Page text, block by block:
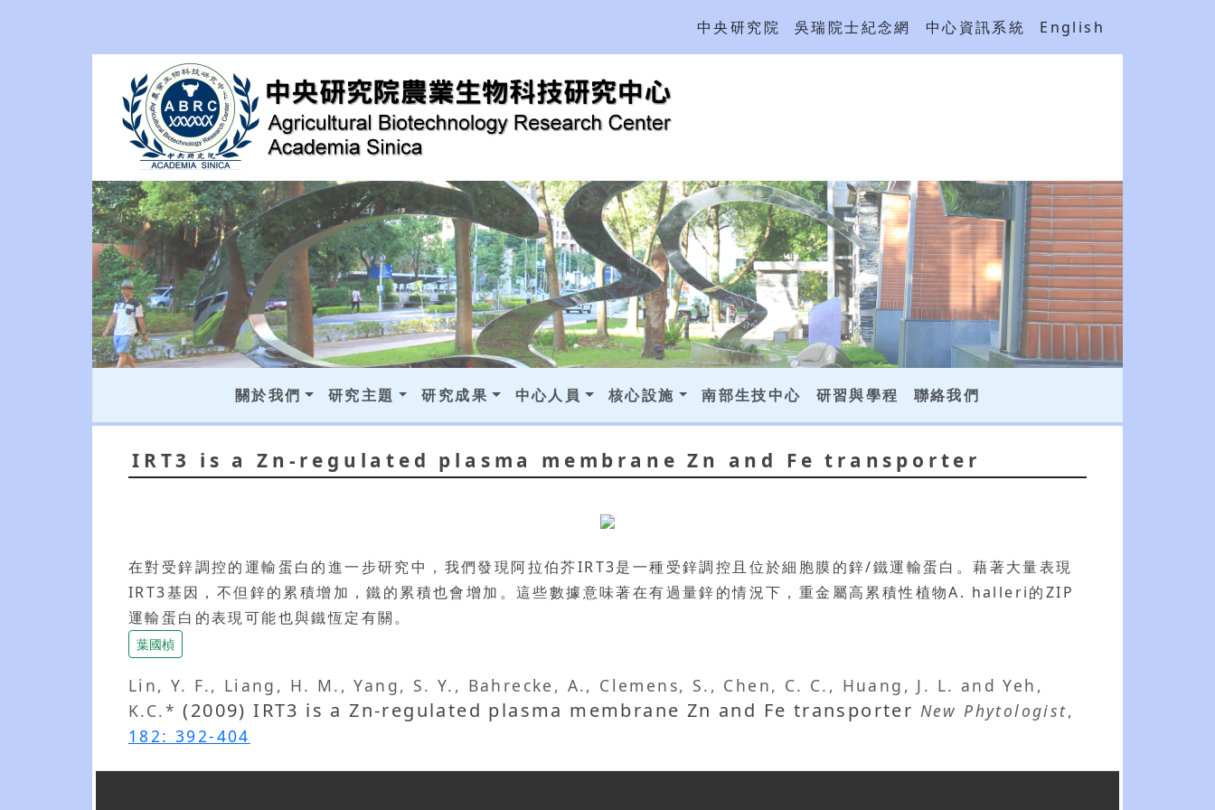
中央研究院 吳瑞院士紀念網 中心資訊系統 English
關於我們 研究主題 研究成果 中心人員 核心設施 南部生技中心 研習與學程 聯絡我們
IRT3 is a Zn-regulated plasma membrane Zn and Fe transporter
在對受鋅調控的運輸蛋白的進一步研究中，我們發現阿拉伯芥IRT3是一種受鋅調控且位於細胞膜的鋅/鐵運輸蛋白。藉著大量表現
IRT3基因，不但鋅的累積增加，鐵的累積也會增加。這些數據意味著在有過量鋅的情況下，重金屬高累積性植物A. halleri的ZIP
運輸蛋白的表現可能也與鐵恆定有關。
葉國楨
Lin, Y. F., Liang, H. M., Yang, S. Y., Bahrecke, A., Clemens, S., Chen, C. C., Huang, J. L. and Yeh,
K.C.* (2009) IRT3 is a Zn-regulated plasma membrane Zn and Fe transporter New Phytologist,
182: 392-404